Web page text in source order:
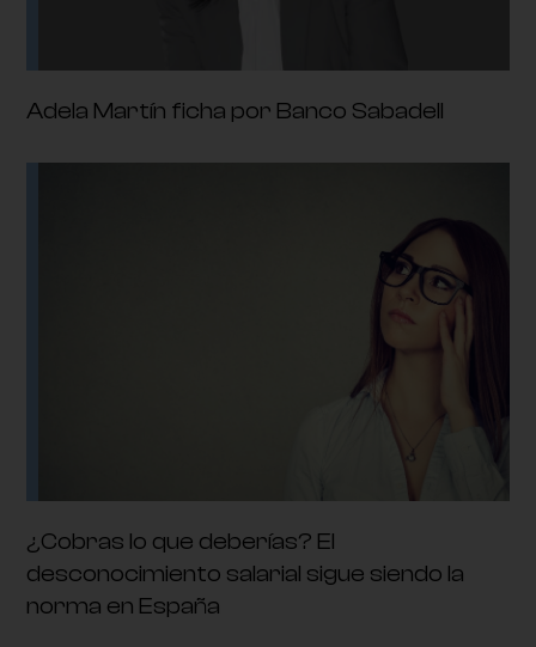
Adela Martín ficha por Banco Sabadell
¿Cobras lo que deberías? El
desconocimiento salarial sigue siendo la
norma en España